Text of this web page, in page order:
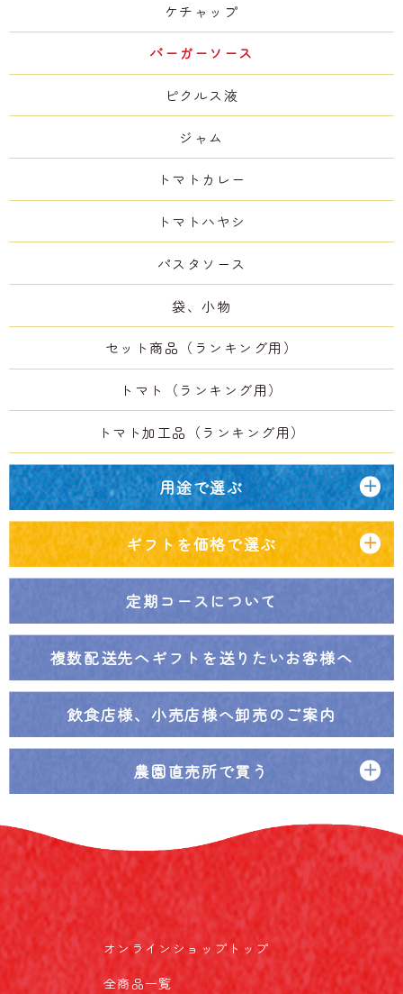
ケチャップ
バーガーソース
ピクルス液
ジャム
トマトカレー
トマトハヤシ
パスタソース
袋、小物
セット商品（ランキング用）
トマト（ランキング用）
トマト加工品（ランキング用）
用途で選ぶ
ギフトを価格で選ぶ
定期コースについて
複数配送先へギフトを送りたいお客様へ
飲食店様、小売店様へ卸売のご案内
農園直売所で買う
オンラインショップトップ
全商品一覧